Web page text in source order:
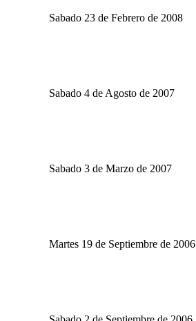
Sabado 23 de Febrero de 2008
Sabado 4 de Agosto de 2007
Sabado 3 de Marzo de 2007
Martes 19 de Septiembre de 2006